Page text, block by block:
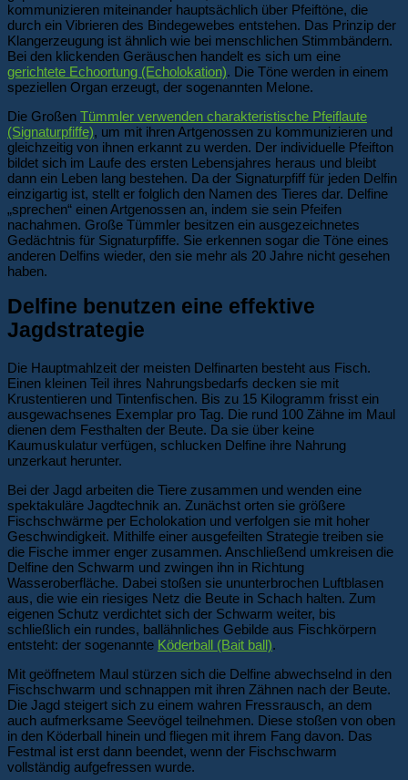
kommunizieren miteinander hauptsächlich über Pfeiftöne, die
durch ein Vibrieren des Bindegewebes entstehen. Das Prinzip der
Klangerzeugung ist ähnlich wie bei menschlichen Stimmbändern.
Bei den klickenden Geräuschen handelt es sich um eine
gerichtete Echoortung (Echolokation). Die Töne werden in einem
speziellen Organ erzeugt, der sogenannten Melone.
Die Großen Tümmler verwenden charakteristische Pfeiflaute
(Signaturpfiffe), um mit ihren Artgenossen zu kommunizieren und
gleichzeitig von ihnen erkannt zu werden. Der individuelle Pfeifton
bildet sich im Laufe des ersten Lebensjahres heraus und bleibt
dann ein Leben lang bestehen. Da der Signaturpfiff für jeden Delfin
einzigartig ist, stellt er folglich den Namen des Tieres dar. Delfine
„sprechen“ einen Artgenossen an, indem sie sein Pfeifen
nachahmen. Große Tümmler besitzen ein ausgezeichnetes
Gedächtnis für Signaturpfiffe. Sie erkennen sogar die Töne eines
anderen Delfins wieder, den sie mehr als 20 Jahre nicht gesehen
haben.
Delfine benutzen eine effektive
Jagdstrategie
Die Hauptmahlzeit der meisten Delfinarten besteht aus Fisch.
Einen kleinen Teil ihres Nahrungsbedarfs decken sie mit
Krustentieren und Tintenfischen. Bis zu 15 Kilogramm frisst ein
ausgewachsenes Exemplar pro Tag. Die rund 100 Zähne im Maul
dienen dem Festhalten der Beute. Da sie über keine
Kaumuskulatur verfügen, schlucken Delfine ihre Nahrung
unzerkaut herunter.
Bei der Jagd arbeiten die Tiere zusammen und wenden eine
spektakuläre Jagdtechnik an. Zunächst orten sie größere
Fischschwärme per Echolokation und verfolgen sie mit hoher
Geschwindigkeit. Mithilfe einer ausgefeilten Strategie treiben sie
die Fische immer enger zusammen. Anschließend umkreisen die
Delfine den Schwarm und zwingen ihn in Richtung
Wasseroberfläche. Dabei stoßen sie ununterbrochen Luftblasen
aus, die wie ein riesiges Netz die Beute in Schach halten. Zum
eigenen Schutz verdichtet sich der Schwarm weiter, bis
schließlich ein rundes, ballähnliches Gebilde aus Fischkörpern
entsteht: der sogenannte Köderball (Bait ball).
Mit geöffnetem Maul stürzen sich die Delfine abwechselnd in den
Fischschwarm und schnappen mit ihren Zähnen nach der Beute.
Die Jagd steigert sich zu einem wahren Fressrausch, an dem
auch aufmerksame Seevögel teilnehmen. Diese stoßen von oben
in den Köderball hinein und fliegen mit ihrem Fang davon. Das
Festmal ist erst dann beendet, wenn der Fischschwarm
vollständig aufgefressen wurde.